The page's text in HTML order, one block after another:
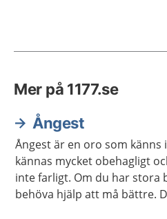
Mer på 1177.se
Ångest
Ångest är en oro som känns
kännas mycket obehagligt
inte farligt. Om du har stora
behöva hjälp att må bättre.